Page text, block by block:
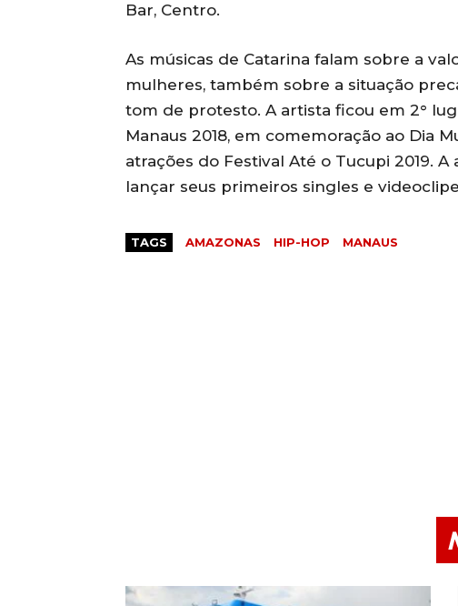
Bar, Centro.
As músicas de Catarina falam sobre a
mulheres, também sobre a situação
tom de protesto. A artista ficou em 2°
Manaus 2018, em comemoração ao Dia
atrações do Festival Até o Tucupi 2019.
lançar seus primeiros singles e
TAGS AMAZONAS HIP-HOP MANAUS